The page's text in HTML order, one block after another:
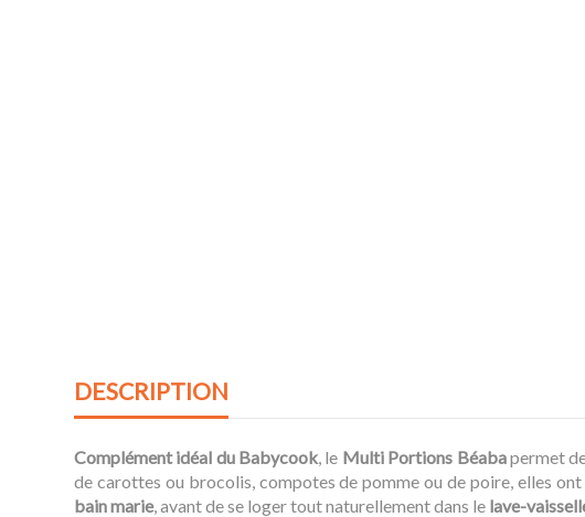
DESCRIPTION
Complément idéal du Babycook , le Multi Portions Béabapermet
de carottes ou brocolis, compotes de pomme ou de poire, elles
bain marie, avant de se loger tout naturellement dans le lave-